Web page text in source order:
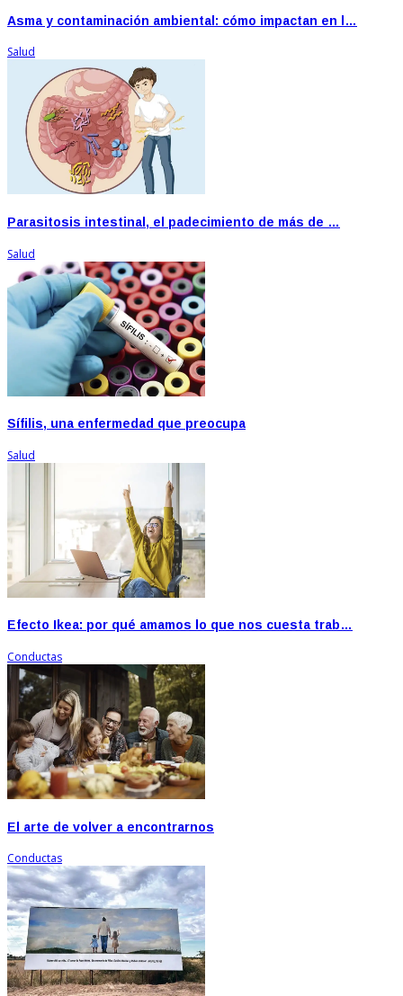
Asma y contaminación ambiental: cómo impactan en l…
Salud
Parasitosis intestinal, el padecimiento de más de …
Salud
Sífilis, una enfermedad que preocupa
Salud
Efecto Ikea: por qué amamos lo que nos cuesta trab…
Conductas
El arte de volver a encontrarnos
Conductas